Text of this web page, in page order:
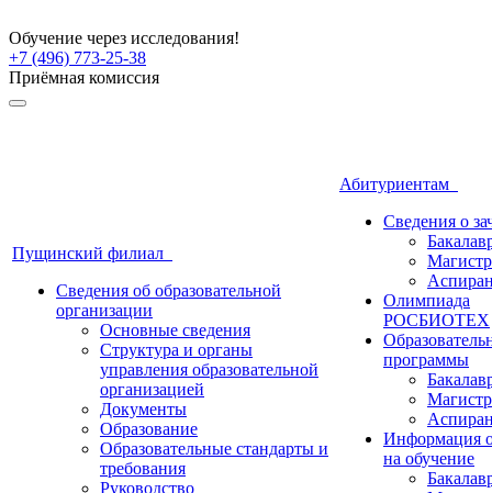
Обучение через исследования!
+7 (496) 773-25-38
Приёмная комиссия
Пущинский филиал
Сведения об образовательной
организации
Основные сведения
Структура и органы
управления образовательной
организацией
Документы
Образование
Образовательные стандарты и
требования
Руководство
Абитуриентам
Сведения о
Олимпиада
РОСБИОТЕХ
программы
Информация
на обучение